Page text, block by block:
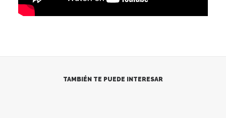
TAMBIÉN TE PUEDE INTERESAR